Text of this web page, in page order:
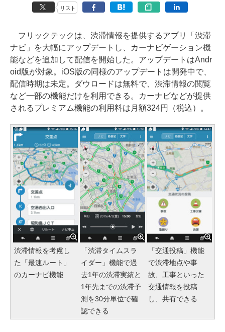
リスト
フリックテックは、渋滞情報を提供するアプリ「渋滞
ナビ」を大幅にアップデートし、カーナビゲーション機
能などを追加して配信を開始した。アップデートはAndr
oid版が対象。iOS版の同様のアップデートは開発中で、
配信時期は未定。ダウロードは無料で、渋滞情報の閲覧
など一部の機能だけを利用できる。カーナビなどが提供
されるプレミアム機能の利用料は月額324円（税込）。
渋滞情報を考慮し
た「最速ルート」
のカーナビ機能
「渋滞タイムスラ
イダー」機能で過
去1年の渋滞実績と
1年先までの渋滞予
測を30分単位で確
認できる
「交通投稿」機能
で渋滞地点や事
故、工事といった
交通情報を投稿
し、共有できる